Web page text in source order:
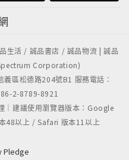
生活 / 誠品書店 / 誠品物流 | 誠品
Corporation)
區松德路204號B1 服務電話：
2-8789-8921
｜建議使用瀏覽器版本：Google
48以上 / Safari 版本11以上
Pledge